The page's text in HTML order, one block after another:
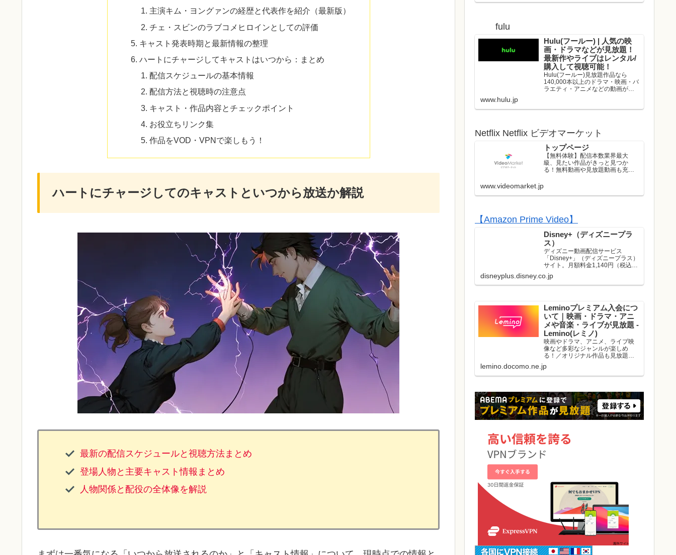
主演キム・ヨングァンの経歴と代表作を紹介（最新版）
チェ・スビンのラブコメヒロインとしての評価
キャスト発表時期と最新情報の整理
ハートにチャージしてキャストはいつから：まとめ
配信スケジュールの基本情報
配信方法と視聴時の注意点
キャスト・作品内容とチェックポイント
お役立ちリンク集
作品をVOD・VPNで楽しもう！
ハートにチャージしてのキャストといつから放送か解説
最新の配信スケジュールと視聴方法まとめ
登場人物と主要キャスト情報まとめ
人物関係と配役の全体像を解説
fulu
Hulu(フールー) | 人気の映
画・ドラマなどが見放題！
最新作やライブはレンタル/
購入して視聴可能！
Hulu(フールー)見放題作品なら
140,000本以上のドラマ・映画・バ
ラエティ・アニメなどの動画が、
ストのライブはレンタル/購入して
www.hulu.jp
Netflix Netflix ビデオマーケット
トップページ
【無料体験】配信本数業界最大
級、見たい作品がきっと見つか
る！無料動画や見放題動画も充実
www.videomarket.jp
【Amazon Prime Video】
Disney+（ディズニープラ
ス）
ディズニー動画配信サービス
「Disney+」（ディズニープラス）
サイト。月額料金1,140円（税込）
でディズニー、ピクサー、マーベ
ル、スター・ウォーズ、ナショナ
ルジオグラフィック、スターの映
disneyplus.disney.co.jp
Leminoプレミアム入会につ
いて｜映画・ドラマ・アニ
メや音楽・ライブが見放題 -
Lemino(レミノ)
映画やドラマ、アニメ、ライブ映
像など多彩なジャンルが楽しめ
る！／オリジナル作品も見放題／
応／ダウンロード視聴可能／好き
な作品と出会える機能がたくさ
lemino.docomo.ne.jp